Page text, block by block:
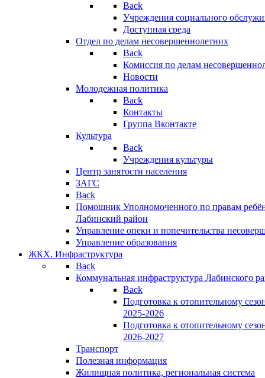
Back
Учреждения социального
Доступная среда
Отдел по делам несовершеннолетних
Back
Комиссия по делам
Новости
Молодежная политика
Back
Контакты
Группа Вконтакте
Культура
Back
Учреждения культуры
Центр занятости населения
ЗАГС
Back
Помощник Уполномоченного по правам
Лабинский район
Управление опеки и попечительства
Управление образования
ЖКХ. Инфраструктура
Back
Коммунальная инфраструктура Лабинского
Back
Подготовка к отопительному
2025-2026
Подготовка к отопительному
2026-2027
Транспорт
Полезная информация
Жилищная политика, региональная система